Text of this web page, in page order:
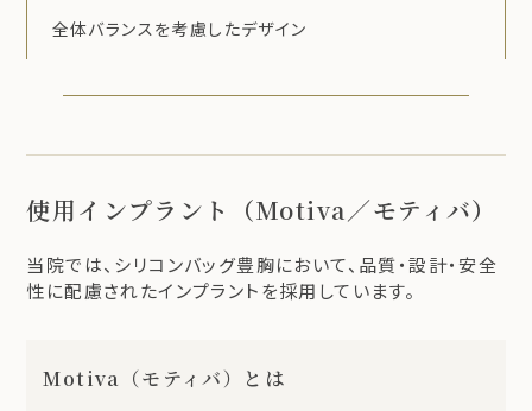
全体バランスを考慮したデザイン
使用インプラント（Motiva／モティバ）
当院では、シリコンバッグ豊胸において、品質・設計・安全
性に配慮されたインプラントを採用しています。
Motiva（モティバ）とは